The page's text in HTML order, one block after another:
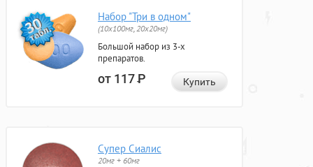
Набор "Три в одном"
(10x100мг, 20x20мг)
Большой набор из 3-х
препаратов.
от 117Р Купить
Супер Сиалис
20мг + 60мг